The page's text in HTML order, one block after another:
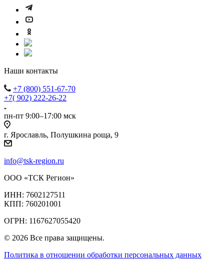
Наши контакты
+7 (800) 551-67-70
+7( 902) 222-26-22
пн-пт 9:00–17:00 мск
г. Ярославль, Полушкина роща, 9
info@tsk-region.ru
ООО «ТСК Регион»
ИНН: 7602127511
КПП: 760201001
ОГРН: 1167627055420
© 2026 Все права защищены.
Политика в отношении обработки персональных данных